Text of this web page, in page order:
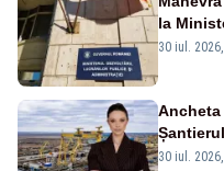
la
ies în
30 iul.
Ancheta
30 iul.